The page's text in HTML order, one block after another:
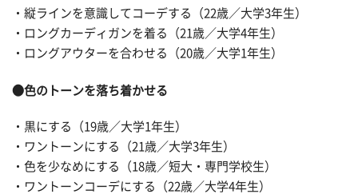
・縦ラインを意識してコーデする（22歳／大学3年生）
・ロングカーディガンを着る（21歳／大学4年生）
・ロングアウターを合わせる（20歳／大学1年生）
●色のトーンを落ち着かせる
・黒にする（19歳／大学1年生）
・ワントーンにする（21歳／大学3年生）
・色を少なめにする（18歳／短大・専門学校生）
・ワントーンコーデにする（22歳／大学4年生）